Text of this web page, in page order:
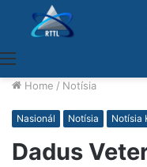
Home / Notísia
Nasionál Notísia Notísia
Dadus